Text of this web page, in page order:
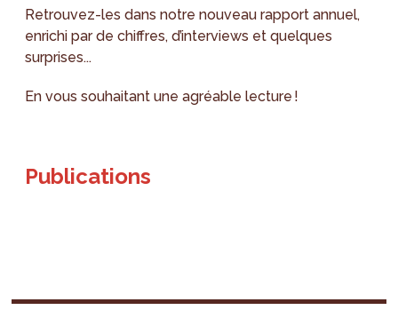
Retrouvez-les dans notre nouveau rapport annuel,
enrichi par de chiffres, d’interviews et quelques
surprises...
En vous souhaitant une agréable lecture !
Publications